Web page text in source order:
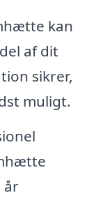
kan
af dit
sikrer,
muligt.
år